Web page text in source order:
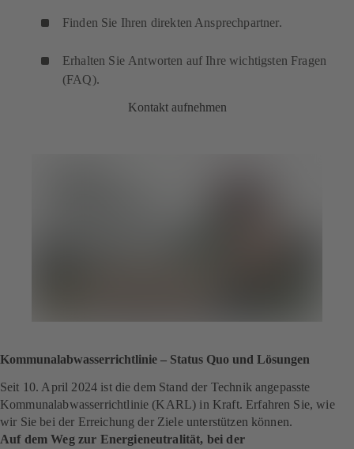
Finden Sie Ihren direkten Ansprechpartner.
Erhalten Sie Antworten auf Ihre wichtigsten Fragen
(FAQ).
Kontakt aufnehmen
Kommunalabwasserrichtlinie – Status Quo und Lösungen
Seit 10. April 2024 ist die dem Stand der Technik angepasste
Kommunalabwasserrichtlinie (KARL) in Kraft. Erfahren Sie, wie
wir Sie bei der Erreichung der Ziele unterstützen können.
Auf dem Weg zur Energieneutralität, bei der